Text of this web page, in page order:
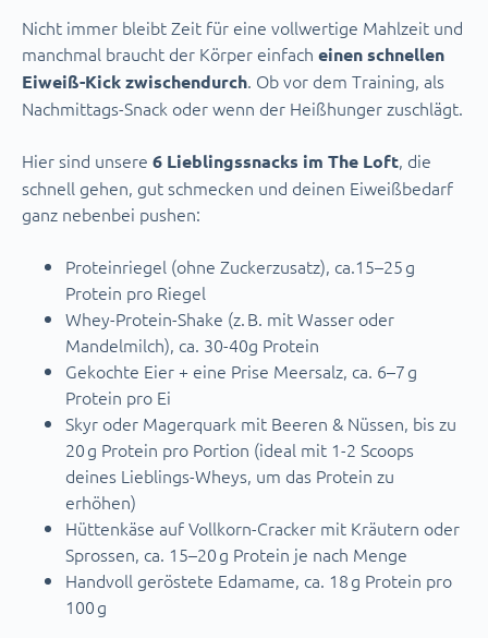
Nicht immer bleibt Zeit für eine vollwertige Mahlzeit und
manchmal braucht der Körper einfach einen schnellen
Eiweiß-Kick zwischendurch. Ob vor dem Training, als
Nachmittags-Snack oder wenn der Heißhunger zuschlägt.
Hier sind unsere 6 Lieblingssnacks im The Loft, die
schnell gehen, gut schmecken und deinen Eiweißbedarf
ganz nebenbei pushen:
Proteinriegel (ohne Zuckerzusatz), ca.15–25 g
Protein pro Riegel
Whey-Protein-Shake (z. B. mit Wasser oder
Mandelmilch), ca. 30-40g Protein
Gekochte Eier + eine Prise Meersalz, ca. 6–7 g
Protein pro Ei
Skyr oder Magerquark mit Beeren & Nüssen, bis zu
20 g Protein pro Portion (ideal mit 1-2 Scoops
deines Lieblings-Wheys, um das Protein zu
erhöhen)
Hüttenkäse auf Vollkorn-Cracker mit Kräutern oder
Sprossen, ca. 15–20 g Protein je nach Menge
Handvoll geröstete Edamame, ca. 18 g Protein pro
100 g